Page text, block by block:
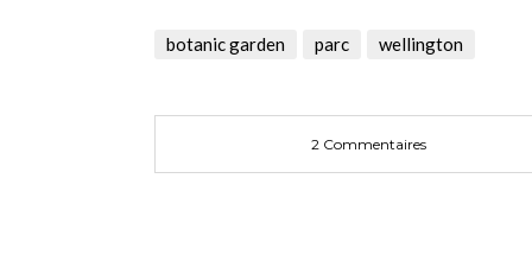
une
nouvelle
une
nouvelle
dans
une
botanic garden parc wellington
2 Commentaires